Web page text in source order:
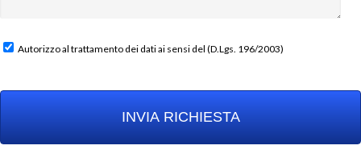
Autorizzo al trattamento dei dati ai sensi del (D.Lgs. 196/2003)